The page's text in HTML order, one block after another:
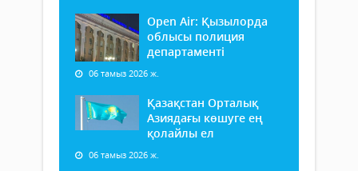
Open Air: Қызылорда
облысы полиция
департаменті
06 тамыз 2026 ж.
Қазақстан Орталық
Азиядағы көшуге ең
қолайлы ел
06 тамыз 2026 ж.